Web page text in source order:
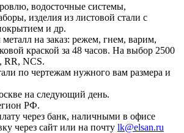
водосточные системы,
изделия из листовой стали с
и др.
на заказ: режем, гнем, варим,
краской за 48 часов. На выбор 2500
RR, NCS.
по чертежам нужного вам размера и
на следующий день.
РФ.
через банк, наличными в офисе
через сайт или на почту lk@elsan.ru